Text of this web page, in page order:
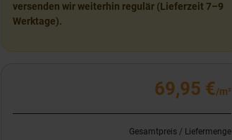
versenden wir weiterhin regulär (Lieferzeit 7–9
Werktage).
69,95 €/m²
Gesamtpreis / Liefermenge